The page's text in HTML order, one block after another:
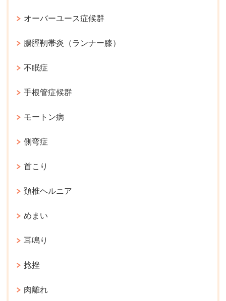
オーバーユース症候群
腸脛靭帯炎（ランナー膝）
不眠症
手根管症候群
モートン病
側弯症
首こり
頚椎ヘルニア
めまい
耳鳴り
捻挫
肉離れ